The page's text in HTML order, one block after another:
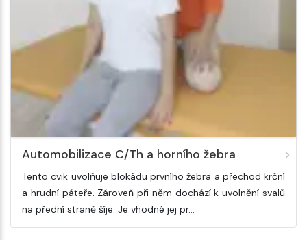
Automobilizace C/Th a horního žebra
Tento cvik uvolňuje blokádu prvního žebra a přechod krční
a hrudní páteře. Zároveň při něm dochází k uvolnění svalů
na přední straně šíje. Je vhodné jej pr…